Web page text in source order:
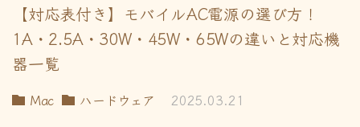
【対応表付き】モバイルAC電源の選び方！
1A・2.5A・30W・45W・65Wの違いと対応機
器一覧
Mac ハードウェア 2025.03.21